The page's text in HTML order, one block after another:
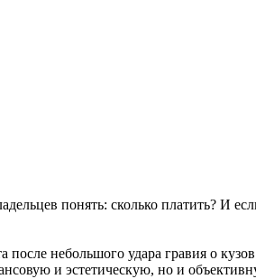
понять: сколько платить? И
небольшого удара гравия о
и эстетическую, но и